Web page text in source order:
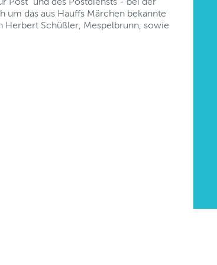
um das aus Hauffs Märchen bekannte
Herbert Schüßler, Mespelbrunn, sowie